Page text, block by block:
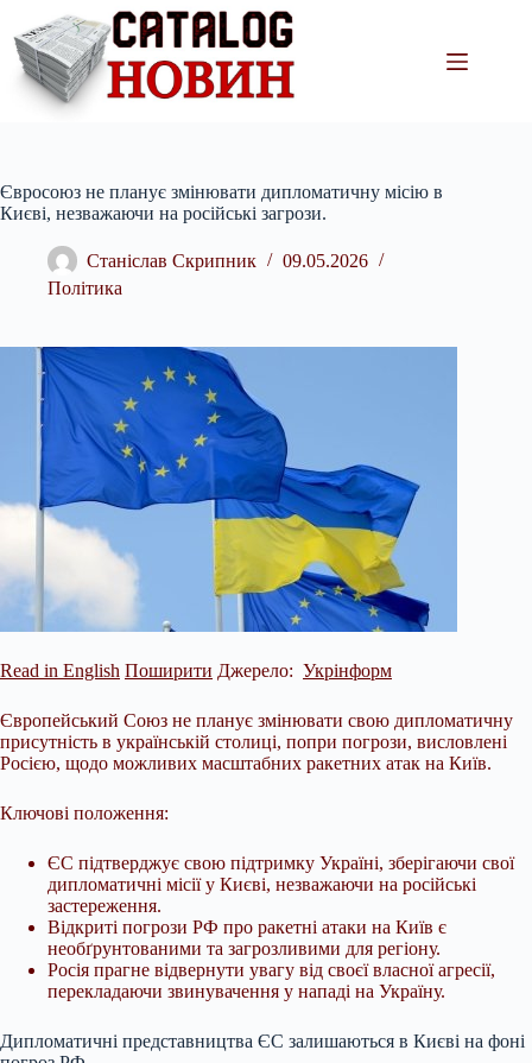
вмісту
Євросоюз не планує змінювати дипломатичну місію в
Києві, незважаючи на російські загрози.
Станіслав Скрипник
09.05.2026
Політика
Read in English Поширити Джерело: Укрінформ
Європейський Союз не планує змінювати свою дипломатичну
присутність в українській столиці, попри погрози, висловлені
Росією, щодо можливих масштабних ракетних атак на Київ.
Ключові положення:
ЄС підтверджує свою підтримку Україні, зберігаючи свої
дипломатичні місії у Києві, незважаючи на російські
застереження.
Відкриті погрози РФ про ракетні атаки на Київ є
необґрунтованими та загрозливими для регіону.
Росія прагне відвернути увагу від своєї власноїагресії,
перекладаючи звинувачення у нападі на Україну.
Дипломатичні представництва ЄС залишаються в Києві на фоні